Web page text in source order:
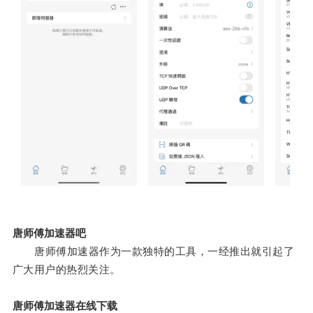
唐师傅加速器吧
唐师傅加速器作为一款独特的工具，一经推出就引起了
广大用户的热烈关注。
唐师傅加速器在线下载